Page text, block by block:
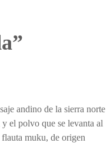
andino de la sierra norte
el polvo que se levanta al
muku, de origen